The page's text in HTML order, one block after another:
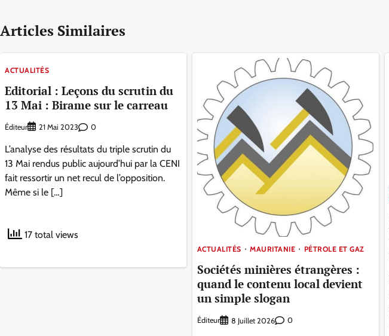
Articles Similaires
ACTUALITÉS
Editorial : Leçons du scrutin du
13 Mai : Birame sur le carreau
Éditeur 21 Mai 2023 0
L’analyse des résultats du triple scrutin du
13 Mai rendus public aujourd’hui par la CENI
fait ressortir un net recul de l’opposition.
Même si le […]
17 total views
ACTUALITÉS MAURITANIE PÉTROLE ET GAZ
Sociétés minières étrangères :
quand le contenu local devient
un simple slogan
Éditeur 8 Juillet 2026 0